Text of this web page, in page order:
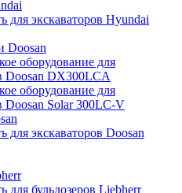
для экскаваторов Hyundai
Doosan
оборудование для
Doosan DX300LCA
оборудование для
Doosan Solar 300LC-V
для экскаваторов Doosan
для бульдозеров Liebherr